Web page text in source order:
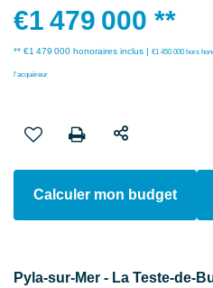
€1 479 000 **
** €1 479 000 honoraires inclus | €1 450 000 hors
l'acquéreur
Calculer mon budget
Pyla-sur-Mer - La Teste-de-